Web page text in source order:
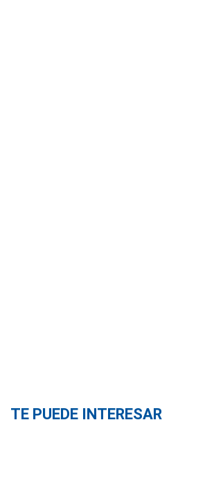
TE PUEDE INTERESAR